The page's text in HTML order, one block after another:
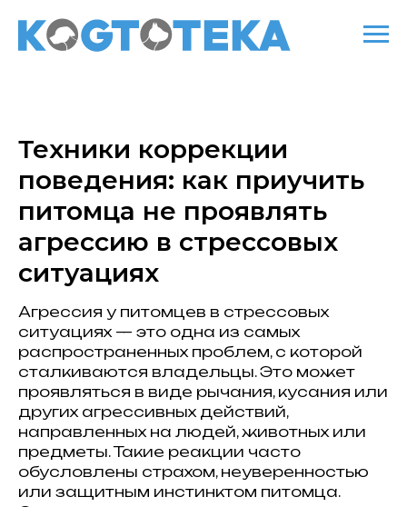
Техники коррекции
поведения: как приучить
питомца не проявлять
агрессию в стрессовых
ситуациях
Агрессия у питомцев в стрессовых
ситуациях — это одна из самых
распространенных проблем, с которой
сталкиваются владельцы. Это может
проявляться в виде рычания, кусания или
других агрессивных действий,
направленных на людей, животных или
предметы. Такие реакции часто
обусловлены страхом, неуверенностью
или защитным инстинктом питомца.